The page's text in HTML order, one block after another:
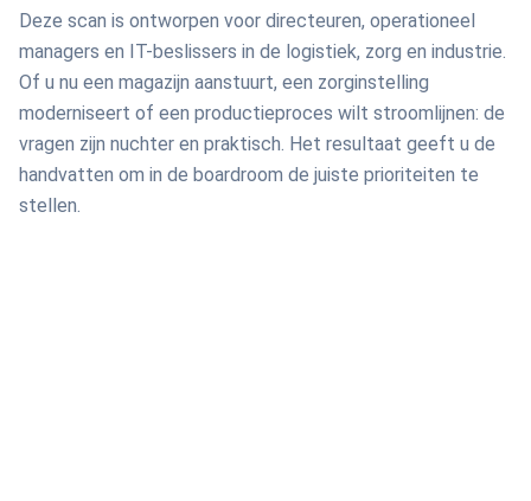
Deze scan is ontworpen voor directeuren, operationeel
managers en IT-beslissers in de logistiek, zorg en industrie.
Of u nu een magazijn aanstuurt, een zorginstelling
moderniseert of een productieproces wilt stroomlijnen: de
vragen zijn nuchter en praktisch. Het resultaat geeft u de
handvatten om in de boardroom de juiste prioriteiten te
stellen.